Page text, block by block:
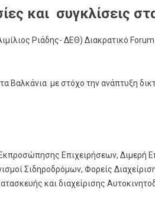
και συγκλίσεις
Ριάδης- ΔΕΘ) Διακρατικό
Βαλκάνια με στόχο την ανάπτυξη
Επιχειρήσεων, Διμερή
Σιδηροδρόμων, Φορείς
και διαχείρισης